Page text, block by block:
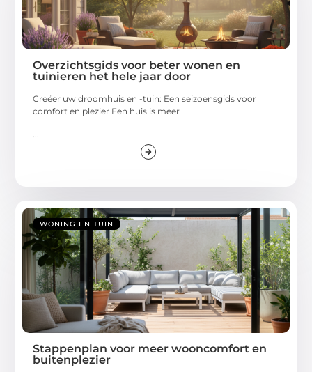
Overzichtsgids voor beter wonen en
tuinieren het hele jaar door
Creëer uw droomhuis en -tuin: Een seizoensgids voor
comfort en plezier Een huis is meer
WONING EN TUIN
Stappenplan voor meer wooncomfort en
buitenplezier